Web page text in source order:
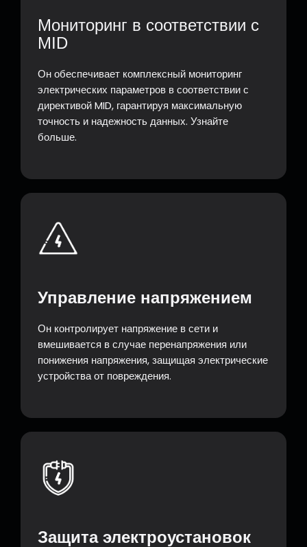
Мониторинг в соответствии с
MID
Он обеспечивает комплексный мониторинг
электрических параметров в соответствии с
директивой MID, гарантируя максимальную
точность и надежность данных. Узнайте
больше.
Управление напряжением
Он контролирует напряжение в сети и
вмешивается в случае перенапряжения или
понижения напряжения, защищая электрические
устройства от повреждения.
Защита электроустановок